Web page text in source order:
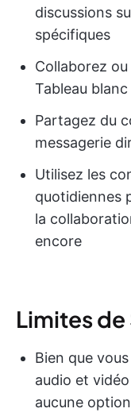
discussions
spécifiques
Collaborez
Tableau
Partagez du
messagerie
Utilisez les
quotidiennes
la
encore
Limites de
Bien que
audio et
aucune